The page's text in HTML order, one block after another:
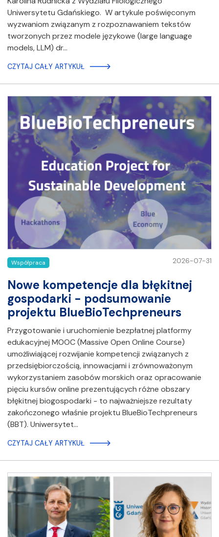
Uniwersytetu Gdańskiego. W artykule poświęconym
wyzwaniom związanym z rozpoznawaniem tekstów
tworzonych przez modele językowe (large language
models, LLM) dr…
CZYTAJ CAŁY ARTYKUŁ
Współpraca 2026-07-31
Nowe kompetencje dla błękitnej
gospodarki - podsumowanie
projektu BlueBioTechpreneurs
Przygotowanie i uruchomienie bezpłatnej platformy
edukacyjnej MOOC (Massive Open Online Course)
umożliwiającej rozwijanie kompetencji związanych z
przedsiębiorczością, innowacjami i zrównoważonym
wykorzystaniem zasobów morskich oraz opracowanie
pięciu kursów online prezentujących różne obszary
błękitnej biogospodarki - to najważniejsze rezultaty
zakończonego właśnie projektu BlueBioTechpreneurs
(BBT). Uniwersytet…
CZYTAJ CAŁY ARTYKUŁ